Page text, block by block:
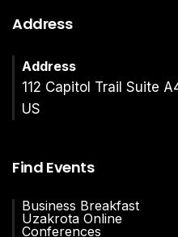
Address
Address
112 Capitol Trail Suite
US
Find Events
Business Breakfast
Uzakrota Online
Conferences